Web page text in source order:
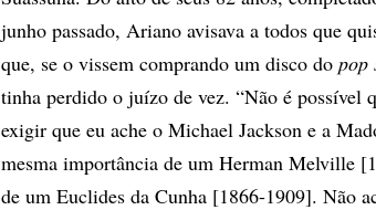
junho passado, Ariano avisava a todos que
que, se o vissem comprando um disco do pop
tinha perdido o juízo de vez. “Não é possível
exigir que eu ache o Michael Jackson e a
mesma importância de um Herman Melville
de um Euclides da Cunha [1866-1909]. Não